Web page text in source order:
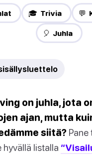
🎓 Trivia 💬
🎈 Juhla
on juhla, jota
ajan, mutta
siitä? Pane
hyvällä listalla